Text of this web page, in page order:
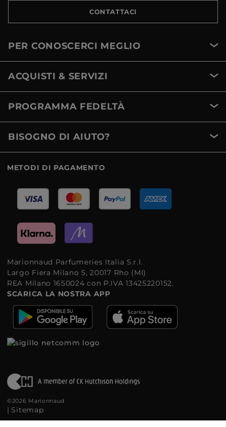
CONTATTACI
PER CONOSCERCI MEGLIO
ACQUISTI & SERVIZI
PROGRAMMA FEDELTÀ
BISOGNO DI AIUTO?
METODI DI PAGAMENTO
Marionnaud Parfumeries Italia S.r.l.
Largo Fiera Milano 5, 20017 Rho (MI)
REA Milano 1650024 con P.IVA 13425220152.
SCARICA LA NOSTRA APP
©2026 Marionnaud
| Sitemap